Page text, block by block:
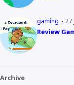
gaming 27
Review
Archive